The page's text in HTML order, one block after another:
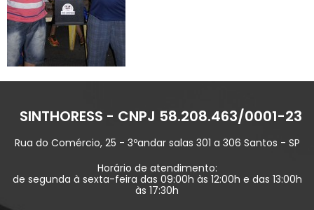
SINTHORESS - CNPJ 58.208.463/0001-23
Rua do Comércio, 25 - 3ºandar salas 301 a 306 Santos - SP
Horário de atendimento:
de segunda à sexta-feira das 09:00h às 12:00h e das 13:00h
às 17:30h